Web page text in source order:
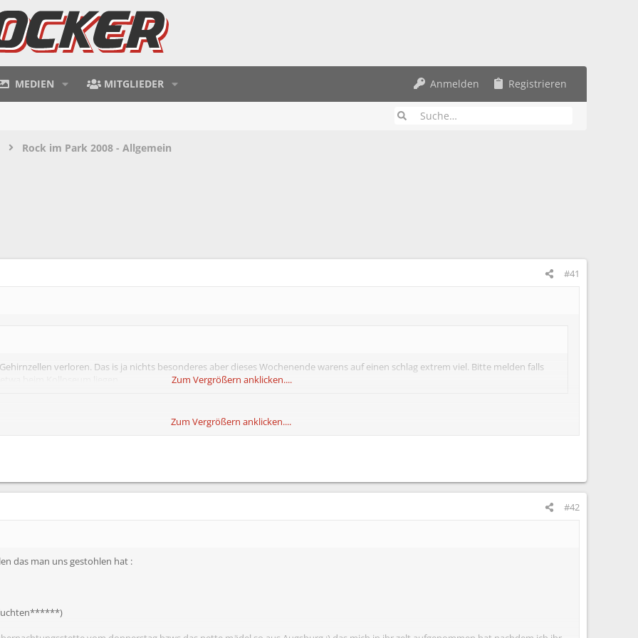
MEDIEN MITGLIEDER Anmelden Registrieren
Rock im Park 2008 - Allgemein
#41
verloren. Das is ja nichts besonderes aber dieses Wochenende warens auf einen schlag extrem viel. Bitte melden falls
Zum Vergrößern anklicken....
Zum Vergrößern anklicken....
#42
das man uns gestohlen hat :